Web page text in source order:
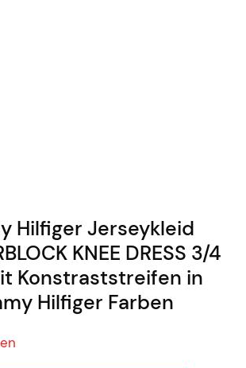
Hilfiger Jerseykleid
KNEE DRESS 3/4
Konstraststreifen in
Hilfiger Farben